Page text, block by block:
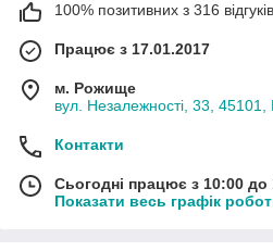
100% позитивних з 316
Працює з 17.01.2017
м. Рожище
вул. Незалежності, 33,
Контакти
Сьогодні працює з 10:00 до
Показати весь графік